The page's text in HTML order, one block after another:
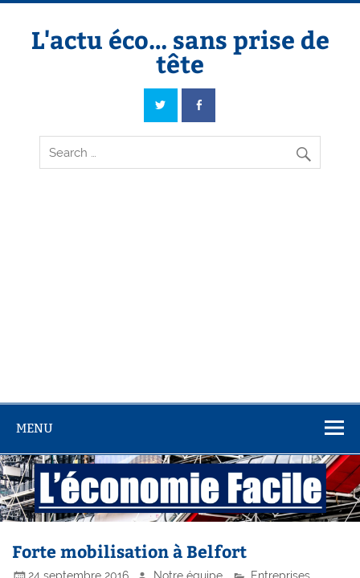
Skip
contentL'actu éco… sans prise de
tête
L'actu éco… sans prise de tête
MENU
Forte mobilisation à Belfort